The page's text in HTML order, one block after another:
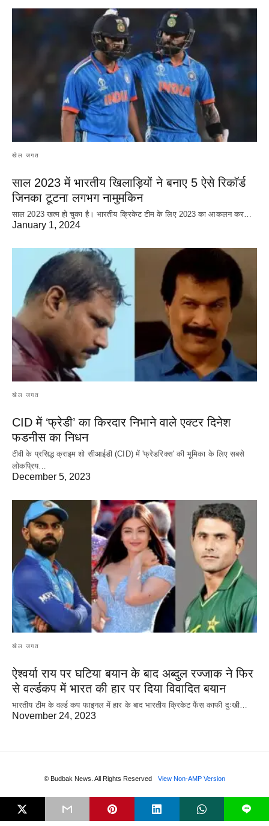
खेल जगत
साल 2023 में भारतीय खिलाड़ियों ने बनाए 5 ऐसे रिकॉर्ड
जिनका टूटना लगभग नामुमकिन
साल 2023 खत्म हो चुका है। भारतीय क्रिकेट‌ टीम के लिए 2023 का आकलन कर…
January 1, 2024
खेल जगत
CID में ‘फ्रेडी’ का किरदार निभाने वाले एक्टर दिनेश
फडनीस का निधन
टीवी के प्रसिद्ध क्राइम शो सीआईडी (CID) में 'फ्रेडरिक्स' की भूमिका के लिए सबसे
लोकप्रिय…
December 5, 2023
खेल जगत
ऐश्वर्या राय पर‌ घटिया बयान के बाद अब्दुल रज्जाक ने फिर
से वर्ल्डकप में भारत की हार पर दिया विवादित बयान
भारतीय टीम के वर्ल्ड कप फाइनल में हार के‌ बाद भारतीय क्रिकेट फैंस काफी दुःखी…
November 24, 2023
© Budbak News. All Rights Reserved View Non-AMP Version
L